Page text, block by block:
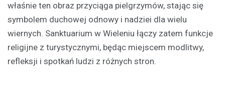
właśnie ten obraz przyciąga pielgrzymów, stając się
symbolem duchowej odnowy i nadziei dla wielu
wiernych. Sanktuarium w Wieleniu łączy zatem funkcje
religijne z turystycznymi, będąc miejscem modlitwy,
refleksji i spotkań ludzi z różnych stron.